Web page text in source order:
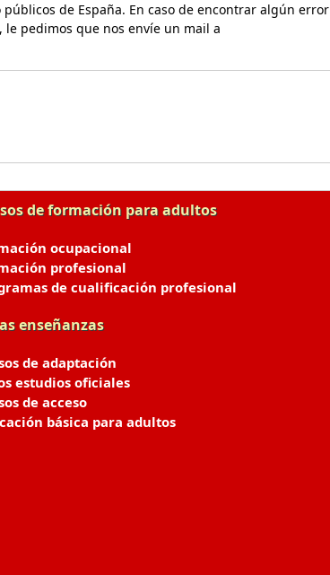
de España. En caso de encontrar algún error
pedimos que nos envíe un mail a
de formación para adultos
ocupacional
profesional
de cualificación profesional
enseñanzas
de adaptación
estudios oficiales
de acceso
básica para adultos